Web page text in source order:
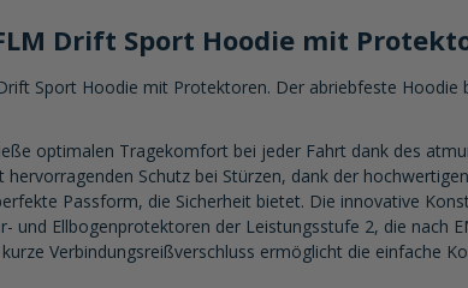
Drift Sport Hoodie mit
Sport Hoodie mit Protektoren. Der abriebfeste
optimalen Tragekomfort bei jeder Fahrt dank des
hervorragenden Schutz bei Stürzen, dank der
Passform, die Sicherheit bietet. Die innovative
und Ellbogenprotektoren der Leistungsstufe 2, die nach
Verbindungsreißverschluss ermöglicht die einfache